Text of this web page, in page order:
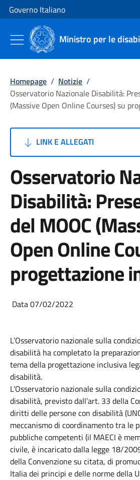
Vai al contenuto
Vai alla navigazione del sito
Governo Italiano
Ministro per le
Homepage / Notizie /
Osservatorio Nazionale Disabilità:
(Massive Open Online Courses) su
LINK E ALLEGATI
Osservatorio
Disabilità:
del MOOC
Open Online
progettazione
Data 07/02/2022
L’Osservatorio nazionale sulla
disabilità ha completato la
tema della progettazione inclusiva
disabilità.
L’Osservatorio nazionale sulla
disabilità, previsto dall’art. 33 della
diritti delle persone con disabilità
meccanismo di coordinamento tra le
pubbliche competenti (il MAECI è
civile, è incaricato dalla legge 18/
della Convenzione su citata, di
Italia dei principi e delle norme della